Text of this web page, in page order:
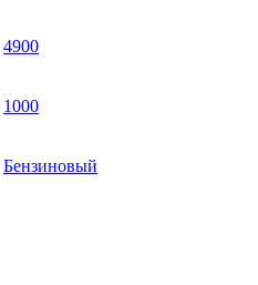
4900
1000
Бензиновый